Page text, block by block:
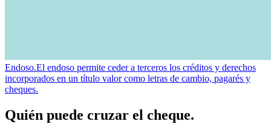
Endoso.El endoso permite ceder a terceros los créditos y derechos
incorporados en un título valor como letras de cambio, pagarés y
cheques.
Quién puede cruzar el cheque.